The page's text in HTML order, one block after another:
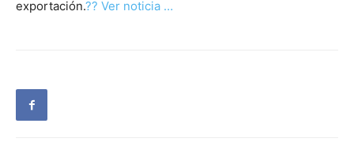
exportación.?? Ver noticia …